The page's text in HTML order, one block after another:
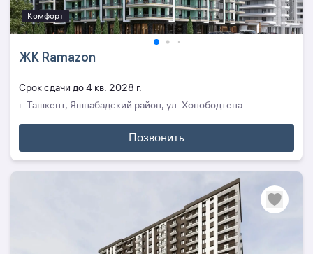
Комфорт
ЖК Ramazon
Cрок сдачи до 4 кв. 2028 г.
г. Ташкент, Яшнабадский район, ул. Хонободтепа
Позвонить